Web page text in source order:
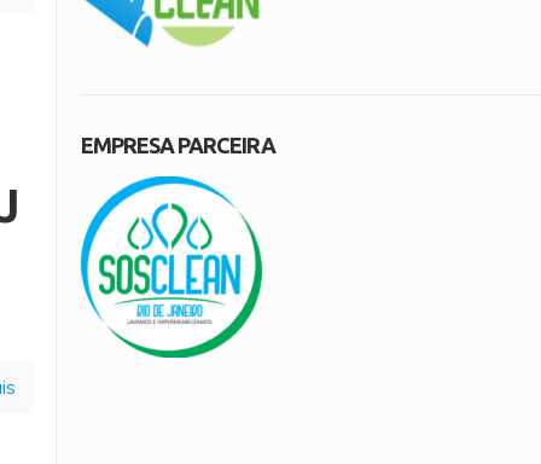
EMPRESA PARCEIRA